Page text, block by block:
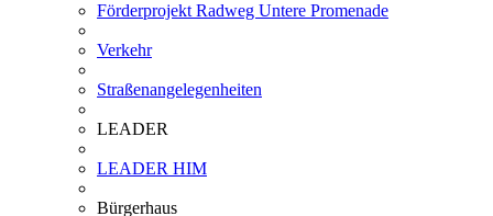
Förderprojekt Radweg Untere Promenade
Verkehr
Straßenangelegenheiten
LEADER
LEADER HIM
Bürgerhaus